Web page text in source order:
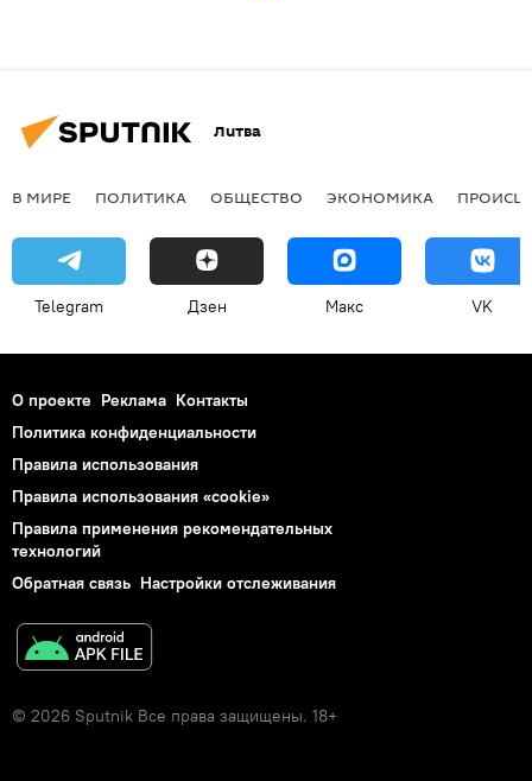
Литва
В МИРЕ ПОЛИТИКА ОБЩЕСТВО ЭКОНОМИКА
Telegram Дзен Макс VK
О проекте Реклама Контакты
Политика конфиденциальности
Правила использования
Правила использования «cookie»
Правила применения рекомендательных
технологий
Обратная связь Настройки отслеживания
© 2026 Sputnik Все права защищены. 18+